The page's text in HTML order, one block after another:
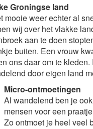
Groningse land
mooie weer echter al
wij over het vlakke
aan te doen
buiten. Een vrouw
ons daar om te
door eigen land
Micro-ontmoetingen
Al wandelend ben je
mensen voor een
Zo ontmoet je heel veel